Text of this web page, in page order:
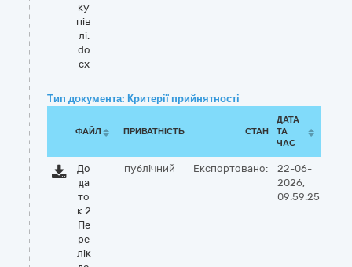
ку
пiв
лi.
do
cx
Тип документа: Критерії прийнятності
ФАЙЛ ПРИВАТНІСТЬ СТАН
ДАТА
ТА
ЧАС
До
да
то
к 2
Пе
ре
лік
публічний Експортовано:
22-06-
2026,
09:59:25